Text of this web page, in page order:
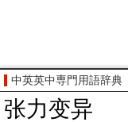
中英英中専門用語辞典
张力变异